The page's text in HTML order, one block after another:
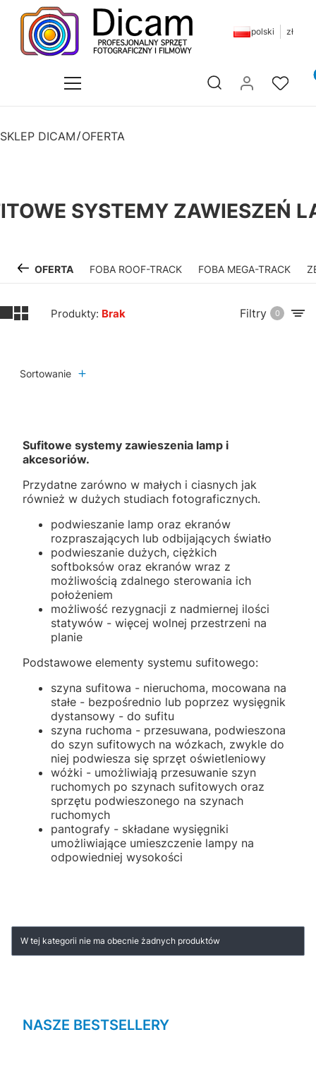
polski zł
Otwórz wyszukiwarkę
SKLEP DICAM OFERTA
SYSTEMY ZAWIESZEŃ
OFERTA FOBA ROOF-TRACK FOBA MEGA-TRACK
Produkty: Brak Filtry 0
Sortowanie
Sufitowe systemy zawieszenia lamp i
akcesoriów.
Przydatne zarówno w małych i ciasnych jak
również w dużych studiach fotograficznych.
podwieszanie lamp oraz ekranów
rozpraszających lub odbijających światło
podwieszanie dużych, ciężkich
softboksów oraz ekranów wraz z
możliwością zdalnego sterowania ich
położeniem
możliwość rezygnacji z nadmiernej ilości
statywów - więcej wolnej przestrzeni na
planie
Podstawowe elementy systemu sufitowego:
szyna sufitowa - nieruchoma, mocowana na
stałe - bezpośrednio lub poprzez wysięgnik
dystansowy - do sufitu
szyna ruchoma - przesuwana, podwieszona
do szyn sufitowych na wózkach, zwykle do
niej podwiesza się sprzęt oświetleniowy
wóżki - umożliwiają przesuwanie szyn
ruchomych po szynach sufitowych oraz
sprzętu podwieszonego na szynach
ruchomych
pantografy - składane wysięgniki
umożliwiające umieszczenie lampy na
odpowiedniej wysokości
Lista produktów
W tej kategorii nie ma obecnie żadnych produktów
NASZE BESTSELLERY